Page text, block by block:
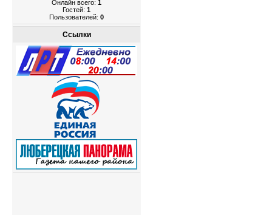
Онлайн всего: 1
Гостей: 1
Пользователей: 0
Ссылки